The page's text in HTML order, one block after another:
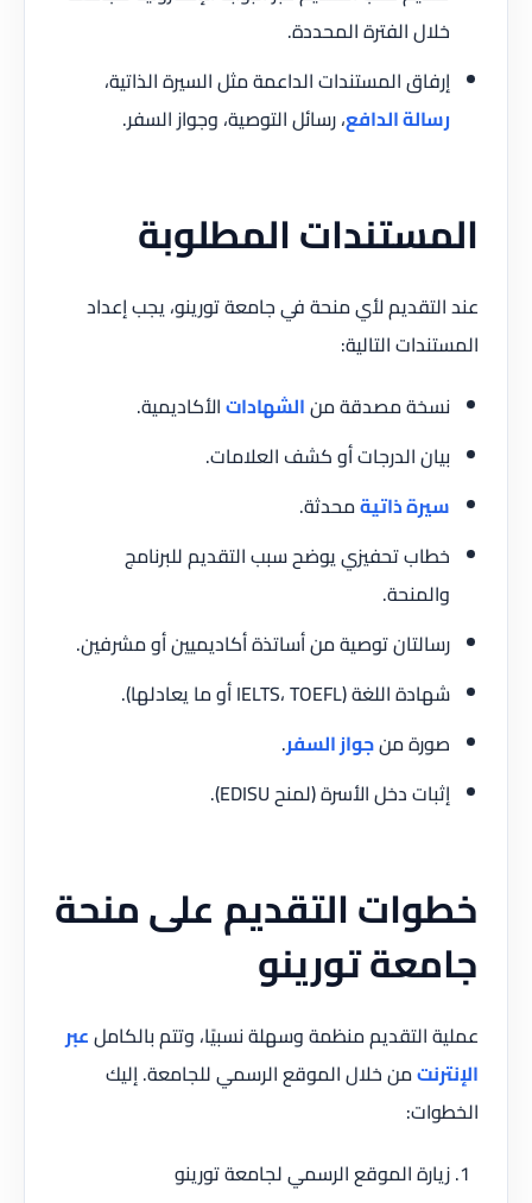
خلال الفترة المحددة.
إرفاق المستندات الداعمة مثل السيرة الذاتية،
رسالة الدافع، رسائل التوصية، وجواز السفر.
المستندات المطلوبة
عند التقديم لأي منحة في جامعة تورينو، يجب إعداد
المستندات التالية:
نسخة مصدقة منالشهاداتالأكاديمية.
بيان الدرجات أو كشف العلامات.
سيرة ذاتيةمحدثة.
خطاب تحفيزي يوضح سبب التقديم للبرنامج
والمنحة.
رسالتان توصية من أساتذة أكاديميين أو مشرفين.
شهادة اللغة (IELTS، TOEFL أو ما يعادلها).
صورة منجواز السفر.
إثبات دخل الأسرة (لمنح EDISU).
خطوات التقديم على منحة
جامعة تورينو
عملية التقديم منظمة وسهلة نسبيًا، وتتم بالكاملعبر
الإنترنتمن خلال الموقع الرسمي للجامعة. إليك
الخطوات:
زيارة الموقع الرسمي لجامعة تورينو